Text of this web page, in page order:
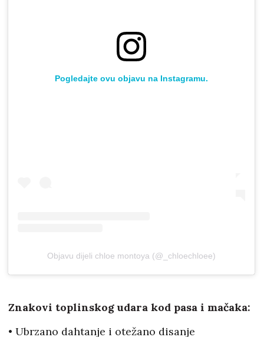
Pogledajte ovu objavu na Instagramu.
Objavu dijeli chloe montoya (@_chloechloee)
Znakovi toplinskog udara kod pasa i mačaka:
• Ubrzano dahtanje i otežano disanje